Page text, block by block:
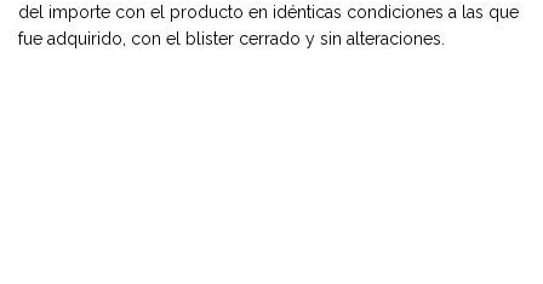
del importe con el producto en idénticas condiciones a las que
fue adquirido, con el blister cerrado y sin alteraciones.